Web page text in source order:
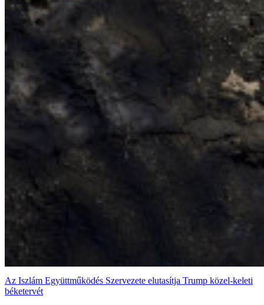
Az Iszlám Együttműködés Szervezete elutasítja Trump közel-keleti
béketervét